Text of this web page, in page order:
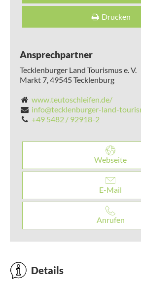
Drucken
Ansprechpartner
Tecklenburger Land Tourismus e. V.
Markt 7, 49545Tecklenburg
www.teutoschleifen.de/
info@tecklenburger-land-
+49 5482 / 92918-2
Webseite
E-Mail
Anrufen
Details